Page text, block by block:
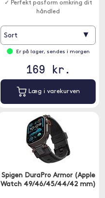
✓ Perfekt pasform omkring dit
håndled
Sort ▾
Er på lager, sendes i morgen
169 kr.
Læg i varekurven
Spigen DuraPro Armor (Apple
Watch 49/46/45/44/42 mm)